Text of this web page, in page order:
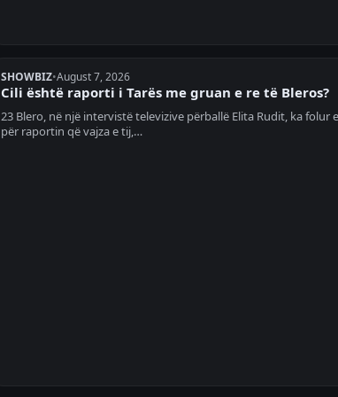
SHOWBIZ•August 7, 2026
Cili është raporti i Tarës me gruan e re të Bleros?
23 Blero, në një intervistë televizive përballë Elita Rudit, ka folur
për raportin që vajza e tij,…